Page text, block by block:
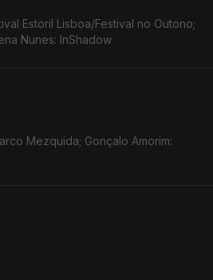
Estoril Lisboa/Festival no Outono;
Nunes: InShadow
Mezquida; Gonçalo Amorim: